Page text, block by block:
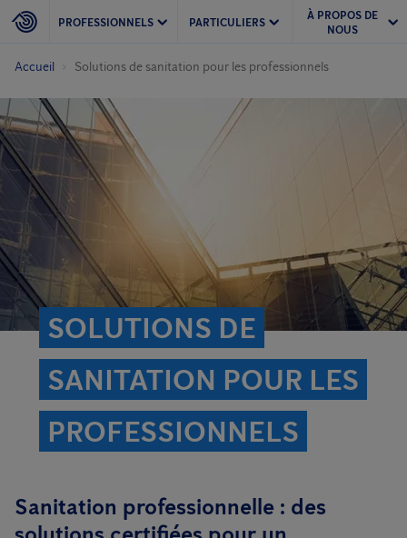
PROFESSIONNELS PARTICULIERS
À PROPOS DE
NOUS
Accueil Solutions de sanitation pour les professionnels
SOLUTIONS DE
SANITATION POUR LES
PROFESSIONNELS
Sanitation professionnelle : des